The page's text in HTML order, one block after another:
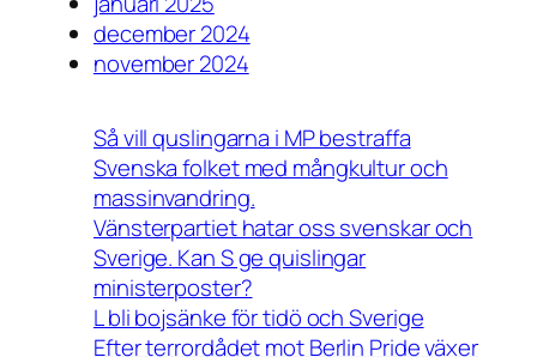
december 2024
november 2024
Så vill quslingarna i MP bestraffa
Svenska folket med mångkultur och
massinvandring.
Vänsterpartiet hatar oss svenskar och
Sverige. Kan S ge quislingar
ministerposter?
L bli bojsänke för tidö och Sverige
Efter terrordådet mot Berlin Pride växer